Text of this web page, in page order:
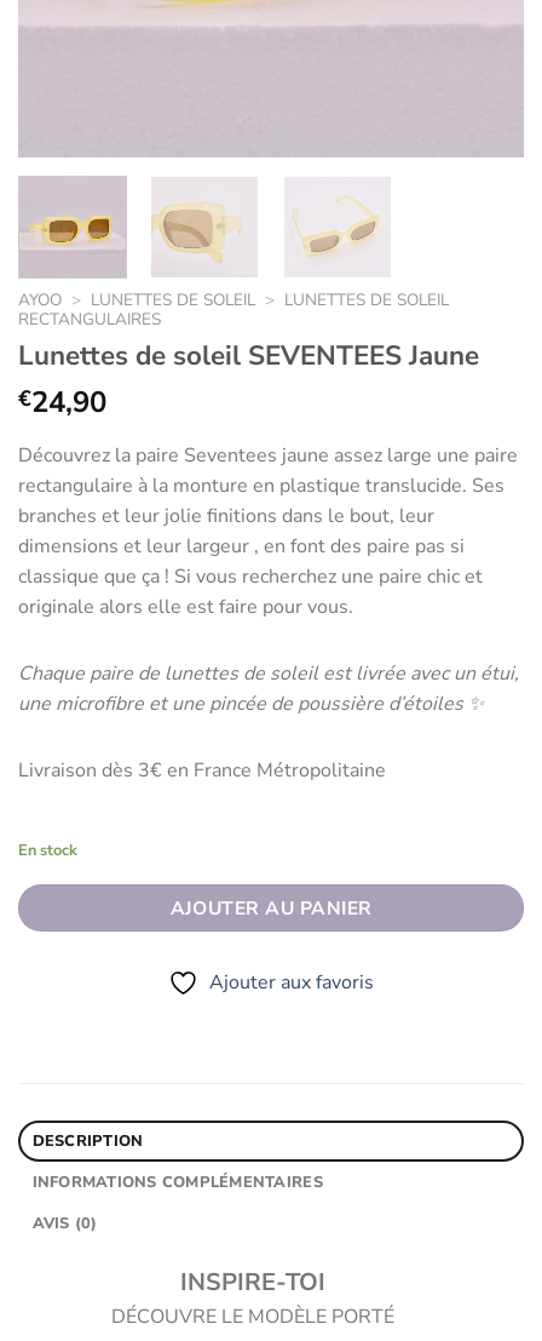
AYOO > LUNETTES DE SOLEIL > LUNETTES DE SOLEIL
RECTANGULAIRES
Lunettes de soleil SEVENTEES Jaune
€24,90
Découvrez la paire Seventees jaune assez large une paire
rectangulaire à la monture en plastique translucide. Ses
branches et leur jolie finitions dans le bout, leur
dimensions et leur largeur , en font des paire pas si
classique que ça ! Si vous recherchez une paire chic et
originale alors elle est faire pour vous.
Chaque paire de lunettes de soleil est livrée avec un étui,
une microfibre et une pincée de poussière d’étoiles ✨
Livraison dès 3€ en France Métropolitaine
En stock
AJOUTER AU PANIER
Ajouter aux favoris
DESCRIPTION
INFORMATIONS COMPLÉMENTAIRES
AVIS (0)
INSPIRE-TOI
DÉCOUVRE LE MODÈLE PORTÉ